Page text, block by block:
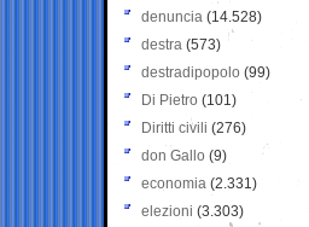
denuncia (14.528)
destra (573)
destradipopolo (99)
Di Pietro (101)
Diritti civili (276)
don Gallo (9)
economia (2.331)
elezioni (3.303)